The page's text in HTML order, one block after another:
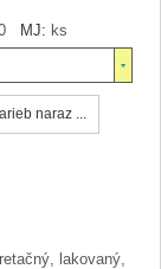
MJ: ks
naraz ...
lakovaný,